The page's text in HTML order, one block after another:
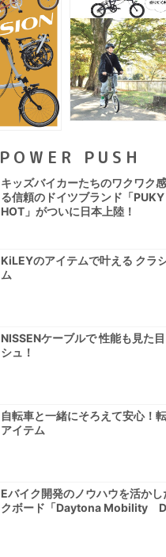
POWER PUSH
キッズバイカーたちのワクワク
る信頼のドイツブランド「
HOT」がついに日本上陸！
KiLEYのアイテムで叶える クラ
ム
NISSENケーブルで 性能も見た
シュ！
自転車と一緒にそろえて安心！
アイテム
Eバイク開発のノウハウを活かし
クボード「Daytona Mobility